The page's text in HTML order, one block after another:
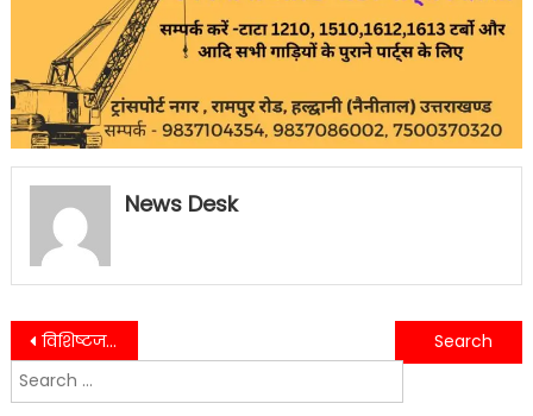
News Desk
Post
navigation
विशिष्टजनों से मुलाकात कर बताई केन्द्र और प्रदेश सरकार की उपलब्धियां,मिस कॉल दिलाया समर्थन…….
2 दिन की बारिश में सड़के बनी तालाब,भारी बारिश हुई तो लोगो का सड़कों में निकलना हो जाएगा मुश्किल…….
Search
for: